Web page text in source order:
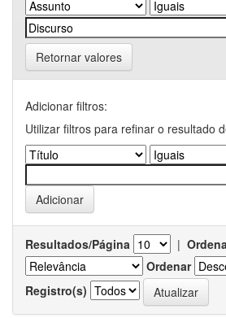
Retornar valores
Adicionar filtros:
Utilizar filtros para refinar o resultado
Resultados/Página |
Ordenar
Registro(s)